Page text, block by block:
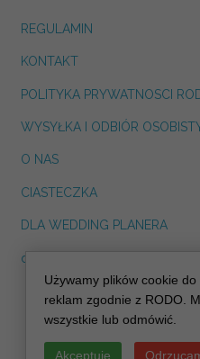
REGULAMIN
KONTAKT
POLITYKA PRYWATNOSCI
WYSYŁKA I ODBIÓR
O NAS
CIASTECZKA
DLA WEDDING PLANERA
dreskot.com
Używamy plików cookie
reklam zgodnie z RODO.
wszystkie lub odmówić.
Akceptuję